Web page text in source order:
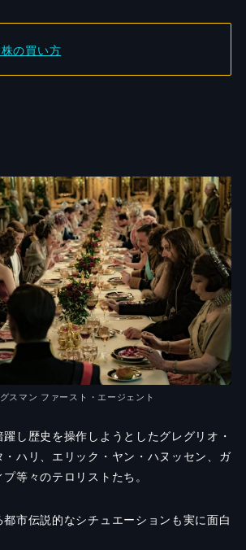
の買い方
スマン ファースト・エージェント
し歴史を操作しようとしたグレグリオ・
・ハリ、エリック・ヤン・ハヌッセン、ガ
等々のテロリストたち。
市伝説的なシチュエーションも実に面白